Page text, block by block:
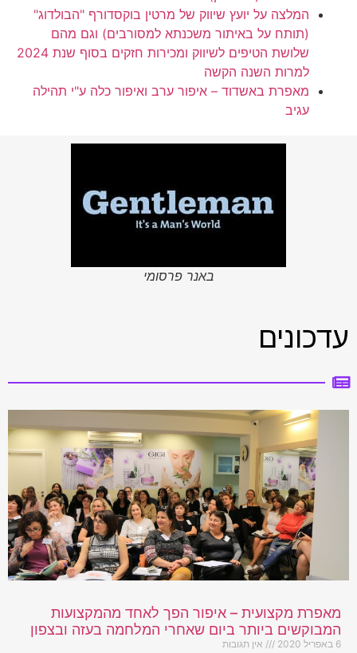
המלצה על יועץ שיווק של מרטין בוקסדורף "הבולדוג"
(תותח על באיתור משכנתא למסורבים) וגם מהם
שלושת הטיפים לשיווק ומכירות ​חזקים בסוף שנת 2024
למרות השנה הקשה
מאפרת באשדוד – איפור ערב ואיפור כלה ע"י תהילה
עגיב
באנר פרסומי
עדכונים
מאפרת מקצועית – איפור הפך לאחד מהמקצועות
המבוקשים ביותר ביום שאחרי המלחמה בעזה ובצפון
6 באפריל 2020 אין תגובות